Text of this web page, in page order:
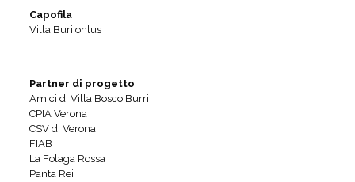
Capofila
Villa Buri onlus
Partner di progetto
Amici di Villa Bosco Burri
CPIA Verona
CSV di Verona
FIAB
La Folaga Rossa
Panta Rei